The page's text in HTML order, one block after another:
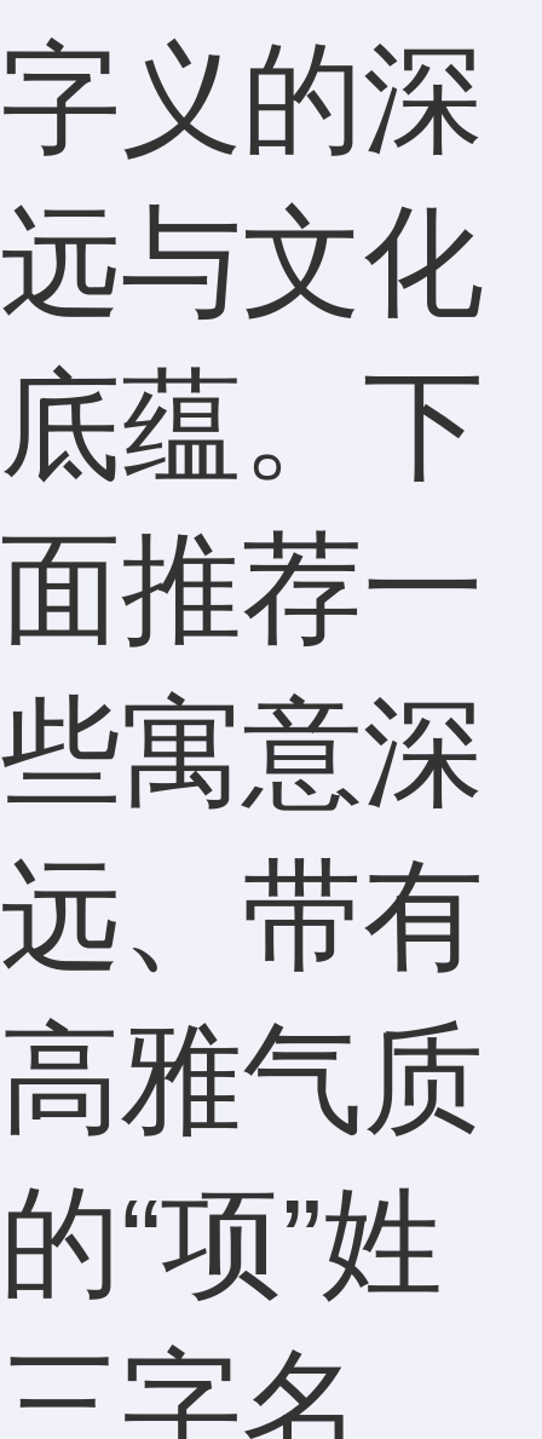
字义的深
远与文化
底蕴。下
面推荐一
些寓意深
远、带有
高雅气质
的“项”姓
三字名